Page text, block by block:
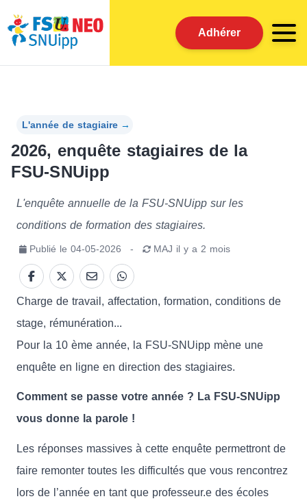
Adhérer
L'année de stagiaire →
2026, enquête stagiaires de la
FSU-SNUipp
L'enquête annuelle de la FSU-SNUipp sur les
conditions de formation des stagiaires.
Publié le 04-05-2026 - MAJ il y a 2 mois
Charge de travail, affectation, formation, conditions de
stage, rémunération...
Pour la 10 ème année, la FSU-SNUipp mène une
enquête en ligne en direction des stagiaires.
Comment se passe votre année ? La FSU-SNUipp
vous donne la parole !
Les réponses massives à cette enquête permettront de
faire remonter toutes les difficultés que vous rencontrez
lors de l’année en tant que professeur.e des écoles